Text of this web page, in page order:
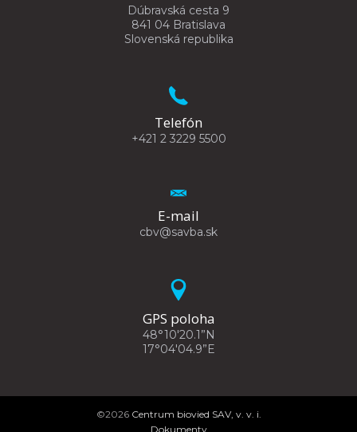
Dúbravská cesta 9
841 04 Bratislava
Slovenská republika
Telefón
+421 2 3229 5500
E-mail
cbv@savba.sk
GPS poloha
48°10'20.1”N
17°04'04.9”E
©2026Centrum biovied SAV, v. v. i.
Dokumenty